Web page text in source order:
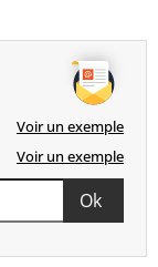
Voir un exemple
Voir un exemple